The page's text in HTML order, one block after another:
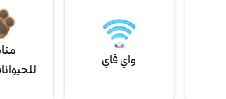
واي فاي